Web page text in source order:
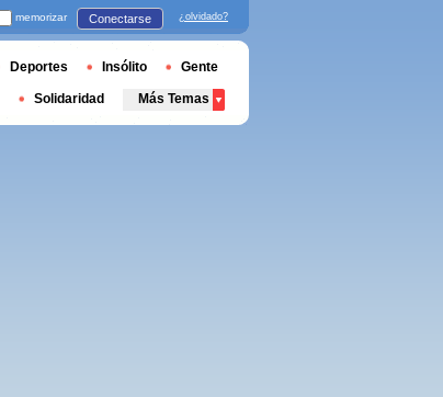
memorizar Conectarse ¿olvidado?
Deportes Insólito Gente
Solidaridad Más Temas